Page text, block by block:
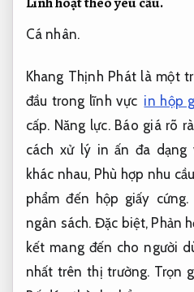
Cá nhân.
Khang Thịnh Phát là một
đầu trong lĩnh vực in hộp
cấp. Năng lực. Báo giá rõ
cách xử lý in ấn đa dạng
khác nhau, Phù hợp nhu
phẩm đến hộp giấy cứng.
ngân sách. Đặc biệt, Phản
kết mang đến cho người
nhất trên thị trường. Trọn